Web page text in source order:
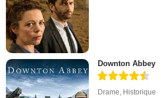
Downton Abbey
Drame, Historique